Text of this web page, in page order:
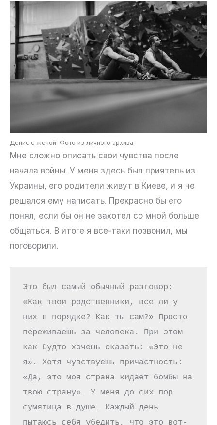
Денис с женой. Фото из личного архива
Мне сложно описать свои чувства после
начала войны. У меня здесь был приятель из
Украины, его родители живут в Киеве, и я не
решался ему написать. Прекрасно бы его
понял, если бы он не захотел со мной больше
общаться. В итоге я все-таки позвонил, мы
поговорили.
Это был самый обычный разговор:
«Как твои родственники, все ли у
них в порядке? Как ты сам?» Просто
переживаешь за человека. При этом
как будто хочешь сказать: «Это не
я». Хотя чувствуешь причастность:
«Да, это моя страна кидает бомбы на
твою страну». У меня до сих пор
сумятица в душе. Каждый день
пытаюсь себя убедить, что это вот-